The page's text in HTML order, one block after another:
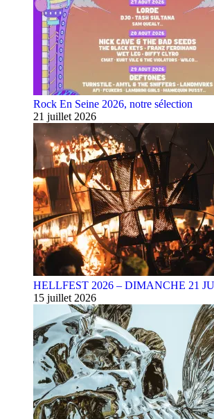
Rock En Seine 2026, notre sélection
21 juillet 2026
HELLFEST 2026 – DIMANCHE 21
15 juillet 2026